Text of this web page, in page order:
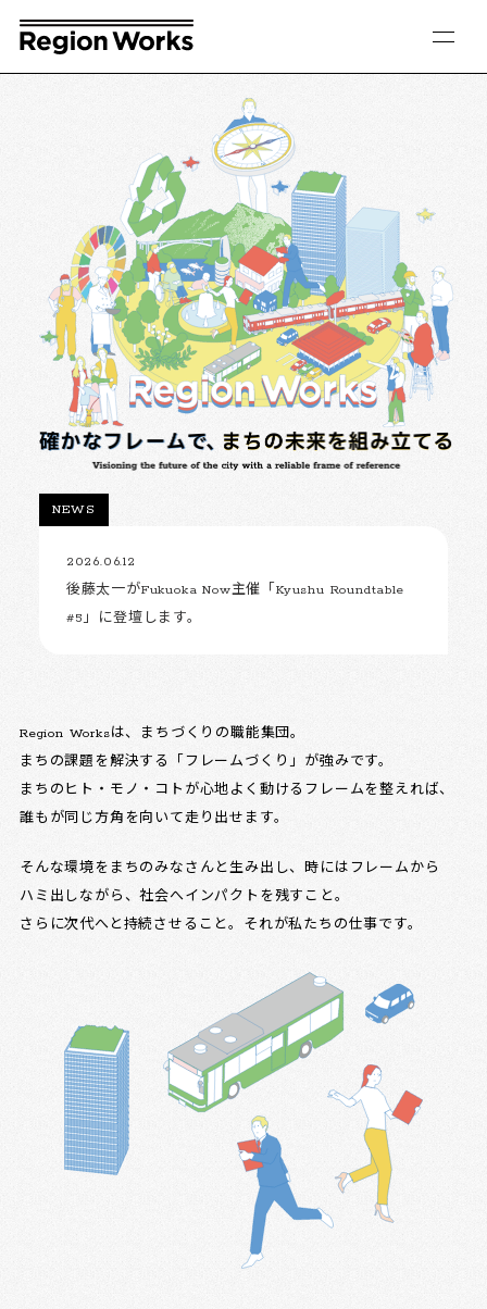
NEWS
2026.06.12
後藤太一がFukuoka Now主催「Kyushu Roundtable
#5」に登壇します。
Region Worksは、まちづくりの職能集団。
まちの課題を解決する「フレームづくり」が強みです。
まちのヒト・モノ・コトが心地よく動けるフレームを整えれば、
誰もが同じ方角を向いて走り出せます。
そんな環境をまちのみなさんと生み出し、時にはフレームから
ハミ出しながら、社会へインパクトを残すこと。
さらに次代へと持続させること。それが私たちの仕事です。